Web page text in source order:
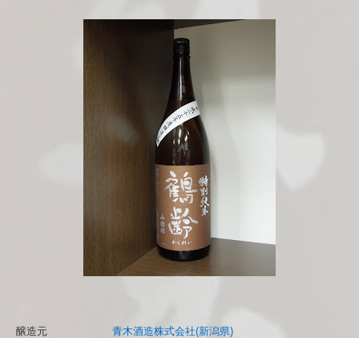
醸造元
青木酒造株式会社(新潟県)